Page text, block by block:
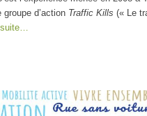
d’action Traffic Kills (« Le
suite…